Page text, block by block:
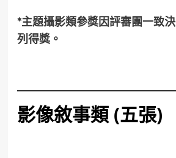
*主題攝影類參獎因評審團一致
列得獎。
影像敘事類 (五張)